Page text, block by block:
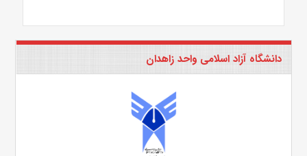
دانشگاه آزاد اسلامی واحد زاهدان